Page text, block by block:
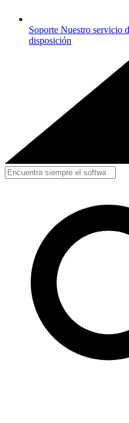
Soporte Nuestro servicio
disposición